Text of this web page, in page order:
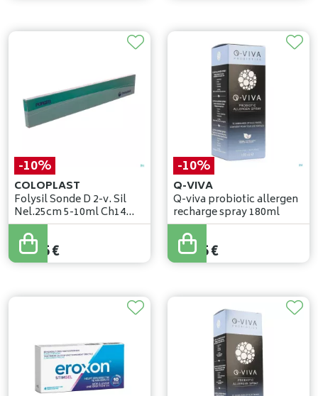
-10%
COLOPLAST
Folysil Sonde D 2-v. Sil
Nel.25cm 5-10ml Ch14
2ser
20,94
18,85€
-10%
Q-VIVA
Q-viva probiotic allergen
recharge spray 180ml
24,95
22,45€